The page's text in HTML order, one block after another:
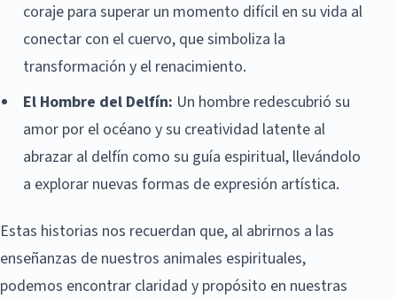
coraje para superar un momento difícil en su vida al
conectar con el cuervo, que simboliza la
transformación y el renacimiento.
El Hombre del Delfín: Un hombre redescubrió su
amor por el océano y su creatividad latente al
abrazar al delfín como su guía espiritual, llevándolo
a explorar nuevas formas de expresión artística.
Estas historias nos recuerdan que, al abrirnos a las
enseñanzas de nuestros animales espirituales,
podemos encontrar claridad y propósito en nuestras